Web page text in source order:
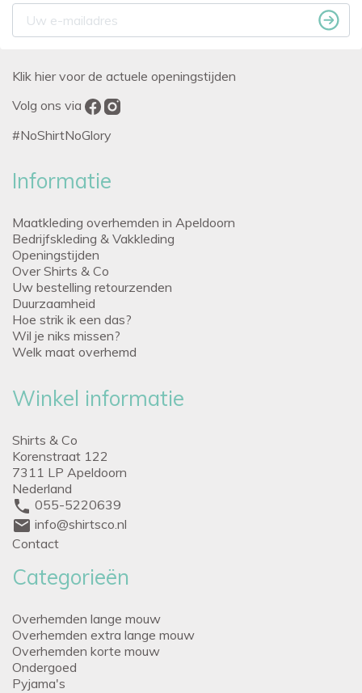
Klik hier voor de actuele openingstijden
Volg ons via
#NoShirtNoGlory
Informatie
Maatkleding overhemden in Apeldoorn
Bedrijfskleding & Vakkleding
Openingstijden
Over Shirts & Co
Uw bestelling retourzenden
Duurzaamheid
Hoe strik ik een das?
Wil je niks missen?
Welk maat overhemd
Winkel informatie
Shirts & Co
Korenstraat 122
7311 LP Apeldoorn
Nederland
phone 055-5220639
mail info@shirtsco.nl
Contact
Categorieën
Overhemden lange mouw
Overhemden extra lange mouw
Overhemden korte mouw
Ondergoed
Pyjama's